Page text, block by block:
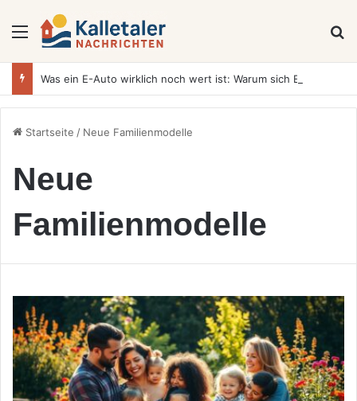
Menü
Startseite / Neue Familienmodelle
Neue
Familienmodelle